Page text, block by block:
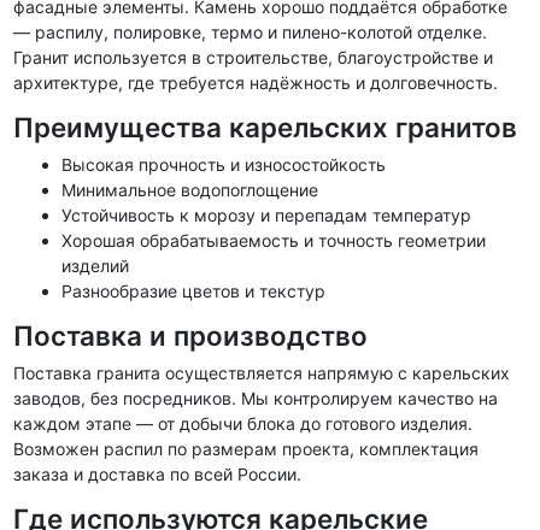
фасадные элементы. Камень хорошо поддаётся обработке
— распилу, полировке, термо и пилено-колотой отделке.
Гранит используется в строительстве, благоустройстве и
архитектуре, где требуется надёжность и долговечность.
Преимущества карельских гранитов
Высокая прочность и износостойкость
Минимальное водопоглощение
Устойчивость к морозу и перепадам температур
Хорошая обрабатываемость и точность геометрии
изделий
Разнообразие цветов и текстур
Поставка и производство
Поставка гранита осуществляется напрямую с карельских
заводов, без посредников. Мы контролируем качество на
каждом этапе — от добычи блока до готового изделия.
Возможен распил по размерам проекта, комплектация
заказа и доставка по всей России.
Где используются карельские